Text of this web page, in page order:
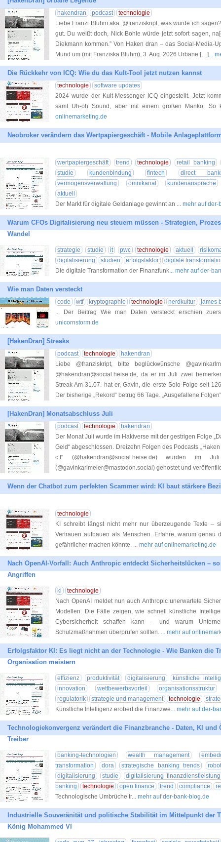
hakendran podcast
technologie
Liebe Franzi Bluhm aka. @franziskript, was würde ich
gut. Du weißt doch, Nick Bohle würde jetzt sofort sagen,
Diekmann kommen.” Von Haken dran – das Social-Media-
Mund um (mit Franziska Bluhm), 3. Aug. 2026 Urbane […]...
Die Rückkehr von ICQ: Wie du das Kult-Tool jetzt nutzen kannst
technologie
software updates
2024 wurde der Kult-Messenger ICQ eingestellt. Jetzt
samt Uh-oh Sound, aber mit einem großen Manko.
onlinemarketing.de
Neobroker verändern das Wertpapiergeschäft - Mobile
wertpapiergeschäft trend technologie
retail banking
studie
kundenbindung fintech
direct
vermögensverwaltung
omnikanal
kundenansprache
aktuell
Der Markt für digitale Geldanlage gewinnt an ... mehr auf
Warum CFOs Digitalisierung neu steuern müssen - Strategien,
Wandel
strategie studie it pwc technologie aktuell
digitalisierung
studien erfolgsfaktor
digitale
Die digitale Transformation der Finanzfunk... mehr auf der-
Wie man Daten versteckt
code wtf kryptographie technologie nerdkultur
james
... Der Beitrag Wie man Daten versteckt erschien
unicornstorm.de
[HakenDran] Streaks
podcast technologie
hakendran
Liebe @franziskript, bitte beglückwünsche
@hakendran@social.heise.de, da er im Juli zwei
Streak Am 31.07. hat er, Gavin, die erste Solo-Folge seit
Der bisherige „Rekord“ betrug 66 Tage. „Ausgefallene Folgen“
[HakenDran] Monatsabschluss Juli
podcast technologie
hakendran
Der Monat Juli wurde im Hakiverse mit der gestrigen Folge
Geld“ abgeschlossen. Dreizehn Folgen des Podcasts
c’t“ (@hakendran@social.heise.de) wurden im
(@gavinkarlmeier@mastodon.social) gehostet und
Wenn der Chatbot zum perfekten Scammer wird: KI baut stärkere
technologie
KI schreibt längst nicht mehr nur überzeugende Texte –
Vertrauen aufbauen als Menschen. Erfahre, warum genau
gefährlicher machen könnte. ... mehr auf onlinemarketing.de
Nach OpenAI-Vorfall: Auch Anthropic entdeckt Sicherheitslücken –
Angriffen
ki
technologie
Nach OpenAI meldet nun auch Anthropic unerwartete
Modellen. Die Fälle zeigen, wie schnell künstliche
Cybersicherheit schaffen kann – und warum
Schutzmaßnahmen überprüfen sollten. ... mehr auf
Erfolgsfaktor KI: Es liegt nicht an der Technologie - Wie Banken die
Organisation meistern
effizienz produktivität digitalisierung
künstliche
innovation
wettbewerbsvorteil
organisationsstruktur
regulatorik
strategie und management technologie
Künstliche Intelligenz erobert die Finanzwe... mehr auf der-
Technologiekonvergenz verändert die Finanzbranche - Daten, KI und
Treiber
banking-technologien wealth management
transformation
dora strategische banking trends
digitalisierung
studie
digitalisierung finanzdienstleistung
banking
technologie open finance trend compliance
Technologische Umbrüche tr... mehr auf der-bank-blog.de
Industrielle Souveränität und politische Stabilität im Mittelpunkt der
König Mohammed VI